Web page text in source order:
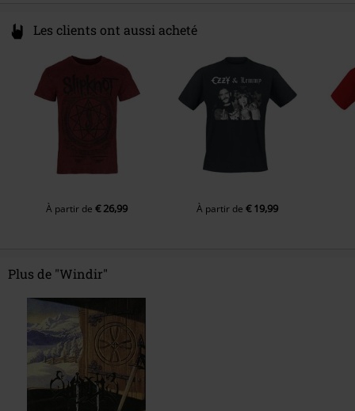
Les clients ont aussi acheté
À partir de€ 26,99 À partir de€ 19,99
Plus de "Windir"